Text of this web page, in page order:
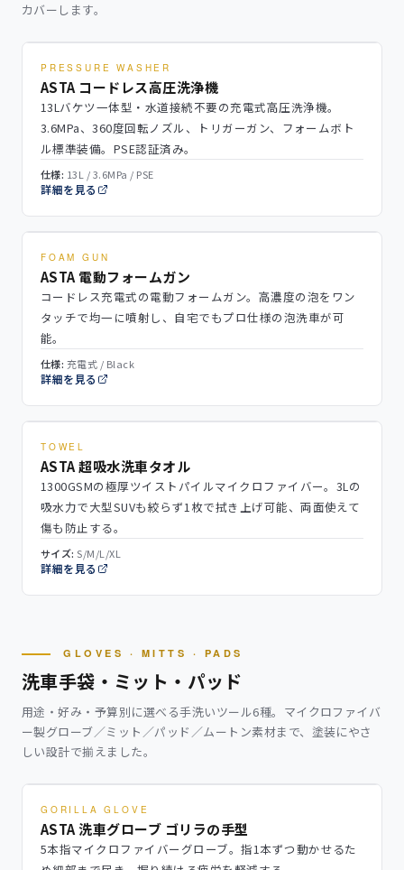
カバーします。
PRESSURE WASHER
ASTA コードレス高圧洗浄機
13Lバケツ一体型・水道接続不要の充電式高圧洗浄機。
3.6MPa、360度回転ノズル、トリガーガン、フォームボト
ル標準装備。PSE認証済み。
仕様: 13L / 3.6MPa / PSE
詳細を見る
FOAM GUN
ASTA 電動フォームガン
コードレス充電式の電動フォームガン。高濃度の泡をワン
タッチで均一に噴射し、自宅でもプロ仕様の泡洗車が可
能。
仕様: 充電式 / Black
詳細を見る
TOWEL
ASTA 超吸水洗車タオル
1300GSMの極厚ツイストパイルマイクロファイバー。3Lの
吸水力で大型SUVも絞らず1枚で拭き上げ可能、両面使えて
傷も防止する。
サイズ: S/M/L/XL
詳細を見る
GLOVES · MITTS · PADS
洗車手袋・ミット・パッド
用途・好み・予算別に選べる手洗いツール6種。マイクロファイバ
ー製グローブ／ミット／パッド／ムートン素材まで、塗装にやさ
しい設計で揃えました。
GORILLA GLOVE
ASTA 洗車グローブ ゴリラの手型
5本指マイクロファイバーグローブ。指1本ずつ動かせるた